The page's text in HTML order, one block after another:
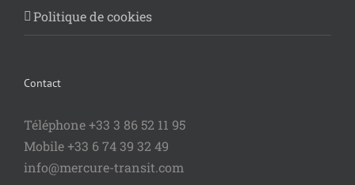
Politique de cookies
Contact
Téléphone +33 3 86 52 11 95
Mobile +33 6 74 39 32 49
info@mercure-transit.com